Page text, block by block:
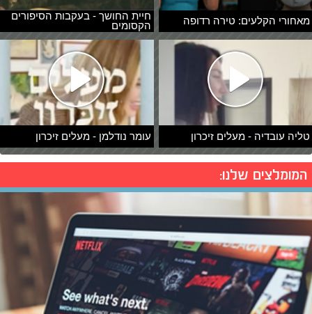
מאחורי הקלעים: טירה רדופה
חיית החושך - בעקבות הסיפורים
הקסומים
טליה עובדיה - מעלים זיכרון עומר נודלמן - מעלים זיכרון
המומלצים שלנו: